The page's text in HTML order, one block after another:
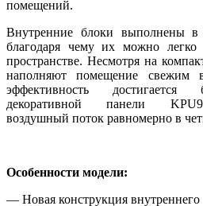
помещений.
Внутренние блоки выполнены в
благодаря чему их можно легко
пространстве. Несмотря на
наполняют помещение свежим
эффективность достигается
декоративной панели
воздушный поток равномерно в
Особенности модели:
— Новая конструкция внутреннего